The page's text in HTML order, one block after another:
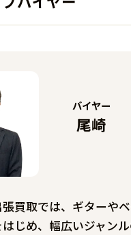
バイヤー
尾崎
張買取では、ギターや
じめ、幅広いジャン